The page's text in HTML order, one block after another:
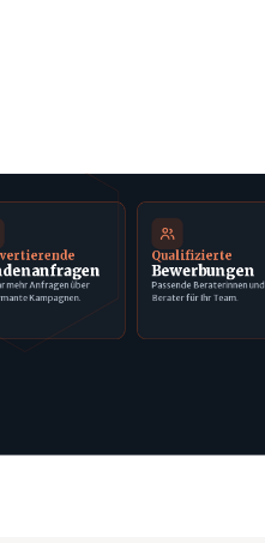
mehr Anfragen über
Kampagnen.
Qualifizierte
Bewerbungen
Passende Beraterinnen und
Berater für Ihr Team.